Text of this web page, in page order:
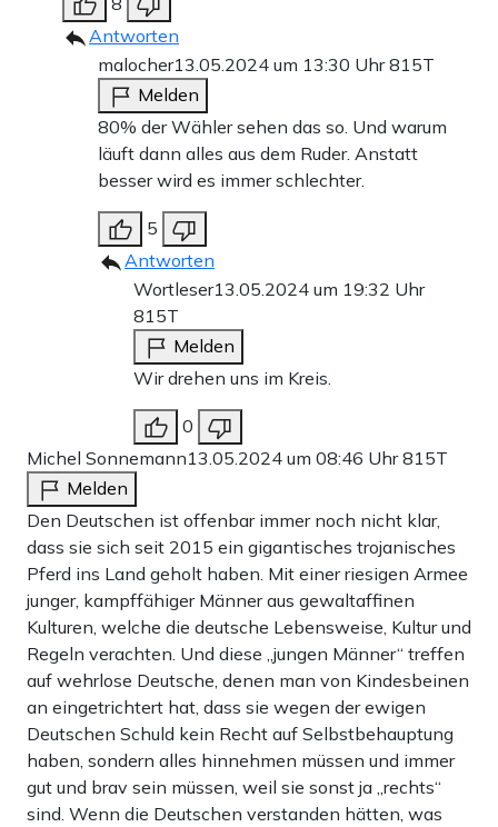
Antworten
malocher13.05.2024 um 13:30 Uhr815T
Melden
80% der Wähler sehen das so. Und warum
läuft dann alles aus dem Ruder. Anstatt
besser wird es immer schlechter.
5
Antworten
Wortleser13.05.2024 um 19:32 Uhr
815T
Melden
Wir drehen uns im Kreis.
0
Michel Sonnemann13.05.2024 um 08:46 Uhr815T
Melden
Den Deutschen ist offenbar immer noch nicht klar,
dass sie sich seit 2015 ein gigantisches trojanisches
Pferd ins Land geholt haben. Mit einer riesigen Armee
junger, kampffähiger Männer aus gewaltaffinen
Kulturen, welche die deutsche Lebensweise, Kultur und
Regeln verachten. Und diese „jungen Männer“ treffen
auf wehrlose Deutsche, denen man von Kindesbeinen
an eingetrichtert hat, dass sie wegen der ewigen
Deutschen Schuld kein Recht auf Selbstbehauptung
haben, sondern alles hinnehmen müssen und immer
gut und brav sein müssen, weil sie sonst ja „rechts“
sind. Wenn die Deutschen verstanden hätten, was